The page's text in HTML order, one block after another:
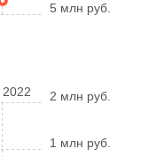
5 млн руб.
2022
1 млн руб.
2 млн руб.